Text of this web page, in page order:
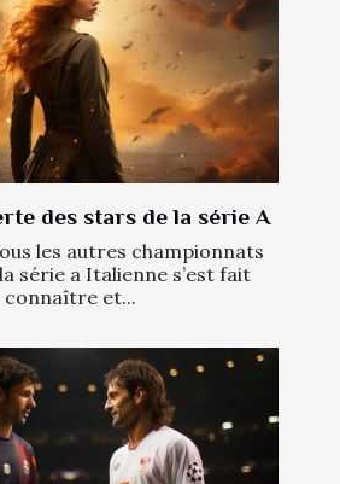
des stars de la série A
les autres championnats
série a Italienne s’est fait
connaître et...